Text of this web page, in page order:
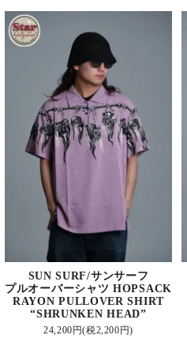
SUN SURF/サンサーフ
プルオーバーシャツ HOPSACK
RAYON PULLOVER SHIRT
“SHRUNKEN HEAD”
24,200円(税2,200円)